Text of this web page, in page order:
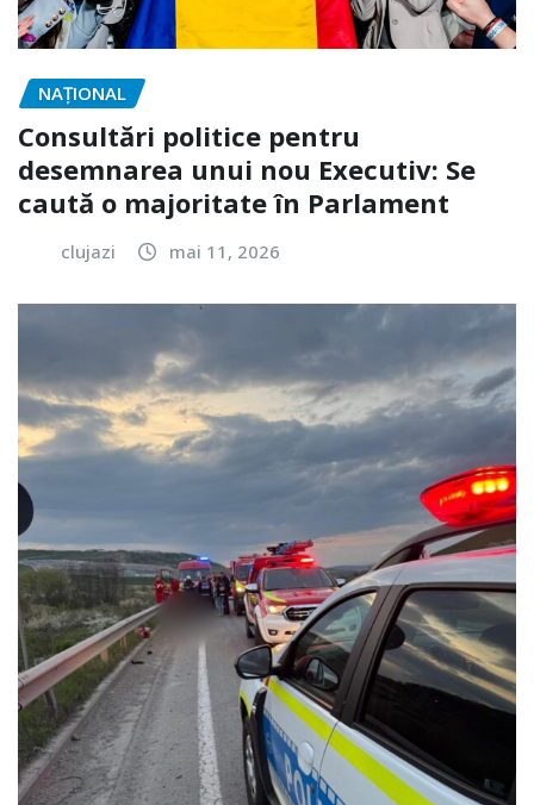
NAŢIONAL
Consultări politice pentru
desemnarea unui nou Executiv: Se
caută o majoritate în Parlament
clujazi mai 11, 2026